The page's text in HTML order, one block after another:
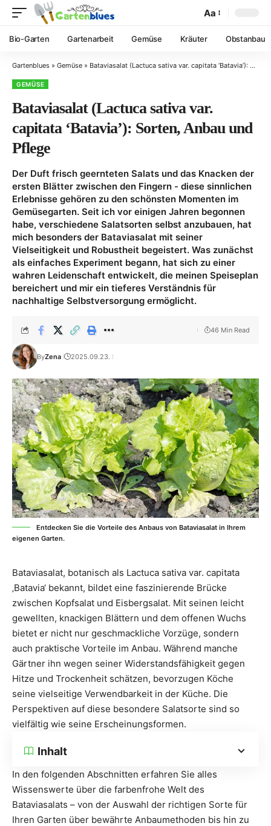
Aa
Bio-Garten Gartenarbeit Gemüse Kräuter Obstanbau
Gartenblues » Gemüse » Bataviasalat (Lactuca sativa var. capitata ‘Batavia’): Sorten, Anbau und Pflege
GEMÜSE
Bataviasalat (Lactuca sativa var.
capitata ‘Batavia’): Sorten, Anbau und
Pflege
Der Duft frisch geernteten Salats und das Knacken der
ersten Blätter zwischen den Fingern - diese sinnlichen
Erlebnisse gehören zu den schönsten Momenten im
Gemüsegarten. Seit ich vor einigen Jahren begonnen
habe, verschiedene Salatsorten selbst anzubauen, hat
mich besonders der Bataviasalat mit seiner
Vielseitigkeit und Robustheit begeistert. Was zunächst
als einfaches Experiment begann, hat sich zu einer
wahren Leidenschaft entwickelt, die meinen Speiseplan
bereichert und mir ein tieferes Verständnis für
nachhaltige Selbstversorgung ermöglicht.
ByZena 2025.09.23.
46 Min Read
Entdecken Sie die Vorteile des Anbaus von Bataviasalat in Ihrem
eigenen Garten.
Bataviasalat, botanisch als Lactuca sativa var. capitata
‚Batavia‘ bekannt, bildet eine faszinierende Brücke
zwischen Kopfsalat und Eisbergsalat. Mit seinen leicht
gewellten, knackigen Blättern und dem offenen Wuchs
bietet er nicht nur geschmackliche Vorzüge, sondern
auch praktische Vorteile im Anbau. Während manche
Gärtner ihn wegen seiner Widerstandsfähigkeit gegen
Hitze und Trockenheit schätzen, bevorzugen Köche
seine vielseitige Verwendbarkeit in der Küche. Die
Perspektiven auf diese besondere Salatsorte sind so
vielfältig wie seine Erscheinungsformen.
Inhalt
In den folgenden Abschnitten erfahren Sie alles
Wissenswerte über die farbenfrohe Welt des
Bataviasalats – von der Auswahl der richtigen Sorte für
Ihren Garten über bewährte Anbaumethoden bis hin zu